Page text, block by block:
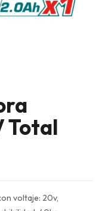
Total
voltaje: 20v,